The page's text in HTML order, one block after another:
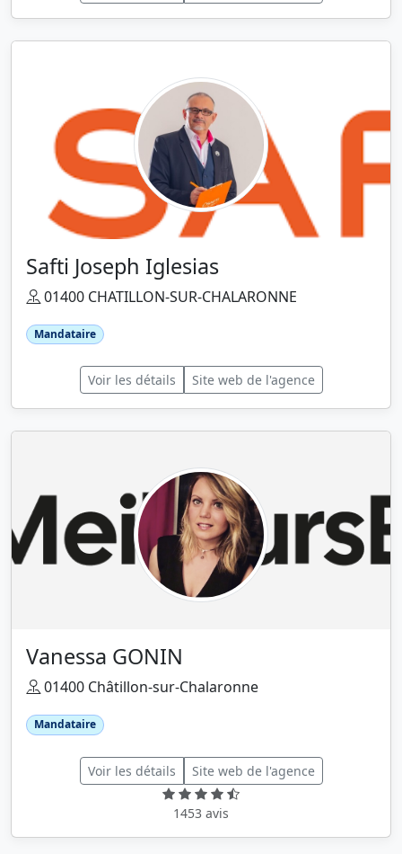
Safti Joseph Iglesias
01400 CHATILLON-SUR-CHALARONNE
Mandataire
Voir les détails Site web de l'agence
Vanessa GONIN
01400 Châtillon-sur-Chalaronne
Mandataire
Voir les détails Site web de l'agence
1453 avis